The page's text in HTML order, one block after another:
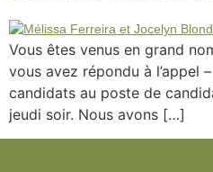
Vous êtes venus en grand
vous avez répondu à l’appel
candidats au poste de
jeudi soir. Nous avons […]